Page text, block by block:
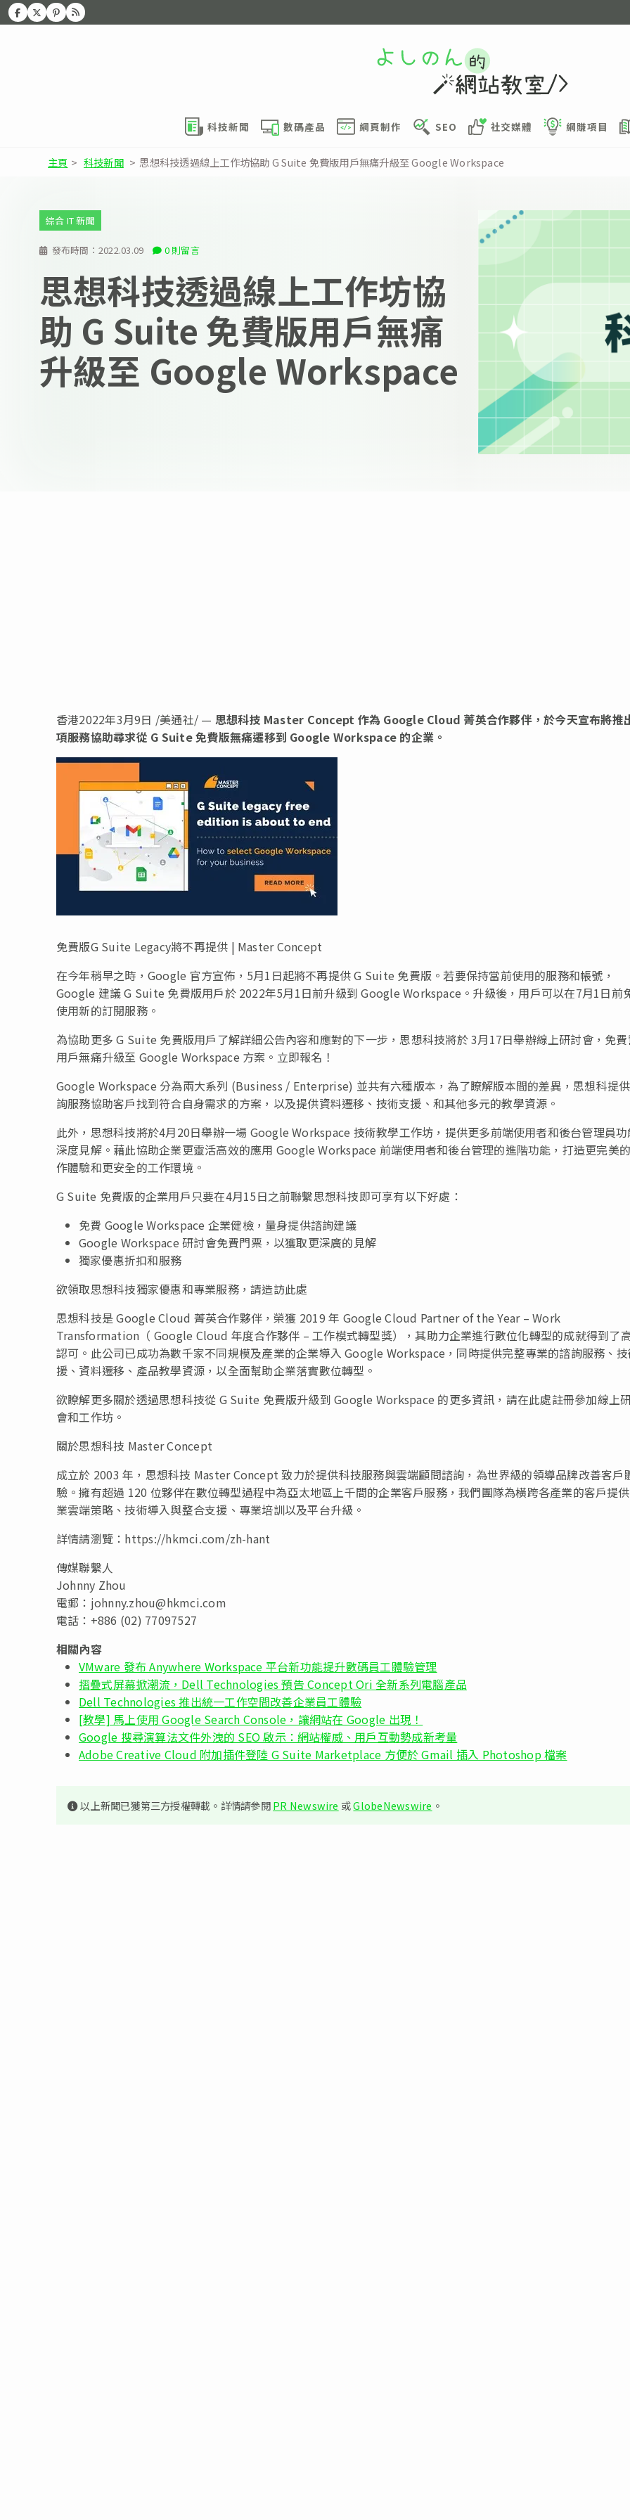
科技新聞 數碼產品 網頁制作 SEO 社交媒體 網賺項目
主頁 > 科技新聞 > 思想科技透過線上工作坊協助 G Suite 免費版用戶無痛升級至 Google Workspace
發布時間： 2022.03.09 0 則留言
綜合 IT 新聞
思想科技透過線上工作坊協
助 G Suite 免費版用戶無痛
升級至 Google Workspace
香港2022年3月9日 /美通社/ — 思想科技 Master Concept 作為 Google Cloud 菁英合作夥伴，於今天宣布將推
項服務協助尋求從 G Suite 免費版無痛遷移到 Google Workspace 的企業。
免費版G Suite Legacy將不再提供 | Master Concept
在今年稍早之時，Google 官方宣佈，5月1日起將不再提供 G Suite 免費版。若要保持當前使用的服務和帳號，
Google 建議 G Suite 免費版用戶於 2022年5月1日前升級到 Google Workspace。升級後，用戶可以在7月1日前
使用新的訂閱服務。
為協助更多 G Suite 免費版用戶了解詳細公告內容和應對的下一步，思想科技將於 3月17日舉辦線上研討會，免
用戶無痛升級至 Google Workspace 方案。 立即報名 ！
Google Workspace 分為兩大系列 (Business / Enterprise) 並共有六種版本，為了瞭解版本間的差異，思想科提
詢服務協助客戶找到符合自身需求的方案，以及提供資料遷移、技術支援、和其他多元的教學資源。
此外，思想科技將於4月20日舉辦一場 Google Workspace 技術教學工作坊，提供更多前端使用者和後台管理員
深度見解。藉此協助企業更靈活高效的應用 Google Workspace 前端使用者和後台管理的進階功能，打造更完美
作體驗和更安全的工作環境。
G Suite 免費版的企業用戶只要在4月15日之前聯繫思想科技即可享有以下好處：
免費 Google Workspace 企業健檢，量身提供諮詢建議
Google Workspace 研討會免費門票，以獲取更深廣的見解
獨家優惠折扣和服務
欲領取思想科技獨家優惠和專業服務，請造訪此處
思想科技是 Google Cloud 菁英合作夥伴，榮獲 2019 年 Google Cloud Partner of the Year – Work
Transformation（ Google Cloud 年度合作夥伴 – 工作模式轉型獎），其助力企業進行數位化轉型的成就得到了
認可。此公司已成功為數千家不同規模及產業的企業導入 Google Workspace，同時提供完整專業的諮詢服務、
援、資料遷移、產品教學資源，以全面幫助企業落實數位轉型。
欲瞭解更多關於透過思想科技從 G Suite 免費版升級到 Google Workspace 的更多資訊，請在此處註冊參加線上
會和工作坊。
關於思想科技 Master Concept
成立於 2003 年，思想科技 Master Concept 致力於提供科技服務與雲端顧問諮詢，為世界級的領導品牌改善客戶
驗。擁有超過 120 位夥伴在數位轉型過程中為亞太地區上千間的企業客戶服務，我們團隊為橫跨各產業的客戶提
業雲端策略、技術導入與整合支援、專業培訓以及平台升級。
詳情請瀏覽：https://hkmci.com/zh-hant
傳媒聯繫人
Johnny Zhou
電郵： johnny.zhou@hkmci.com
電話：+886 (02) 77097527
相關內容
VMware 發布 Anywhere Workspace 平台新功能提升數碼員工體驗管理
摺疊式屏幕掀潮流，Dell Technologies 預告 Concept Ori 全新系列電腦產品
Dell Technologies 推出統一工作空間改善企業員工體驗
[教學] 馬上使用 Google Search Console，讓網站在 Google 出現！
Google 搜尋演算法文件外洩的 SEO 啟示：網站權威、用戶互動勢成新考量
Adobe Creative Cloud 附加插件登陸 G Suite Marketplace 方便於 Gmail 插入 Photoshop 檔案
以上新聞已獲第三方授權轉載。詳情請參閱PR Newswire 或GlobeNewswire 。